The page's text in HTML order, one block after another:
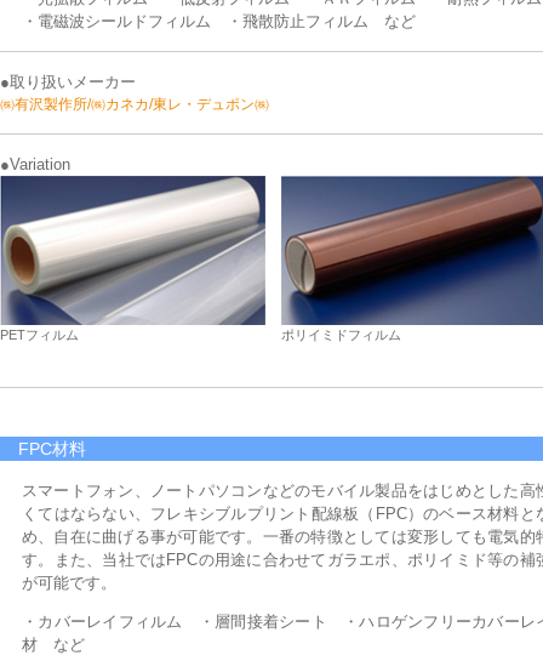
・電磁波シールドフィルム ・飛散防止フィルム など
●取り扱いメーカー
㈱有沢製作所/㈱カネカ/東レ・デュポン㈱
●Variation
PETフィルム ポリイミドフィルム
FPC材料
スマートフォン、ノートパソコンなどのモバイル製品をはじめとした
くてはならない、フレキシブルプリント配線板（FPC）のベース材料
め、自在に曲げる事が可能です。一番の特徴としては変形しても電気
す。また、当社ではFPCの用途に合わせてガラエポ、ポリイミド等の
が可能です。
・カバーレイフィルム ・層間接着シート ・ハロゲンフリーカバー
材 など